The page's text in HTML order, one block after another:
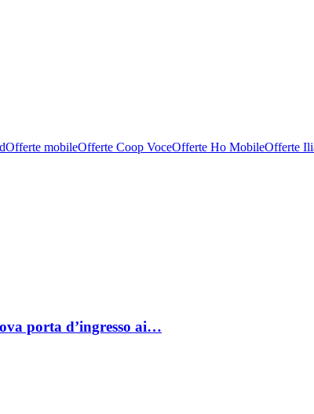
Offerte mobileOfferte Coop VoceOfferte Ho MobileOfferte
porta d’ingresso ai…